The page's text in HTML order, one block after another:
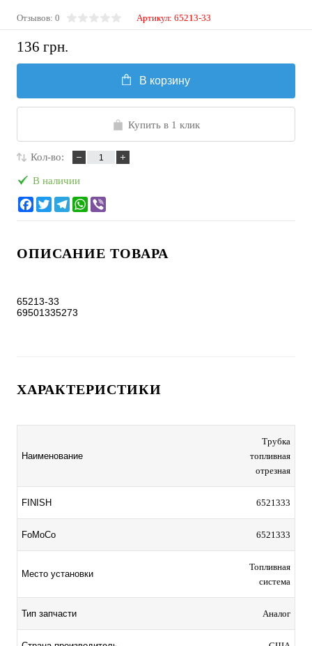
Отзывов: 0 Артикул: 65213-33
136 грн.
В корзину
Купить в 1 клик
Кол-во:
В наличии
ОПИСАНИЕ ТОВАРА
65213-33
69501335273
ХАРАКТЕРИСТИКИ
Наименование
Трубка
топливная
отрезная
FINISH 6521333
FoMoCo 6521333
Место установки
Топливная
система
Тип запчасти Аналог